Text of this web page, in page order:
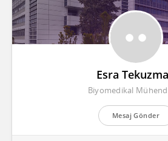
Esra
Biyomedikal
Mesaj Gönder